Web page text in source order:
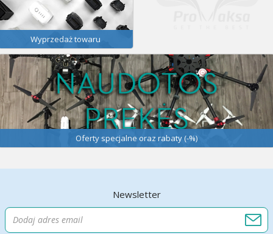
Wyprzedaż towaru
Oferty specjalne oraz rabaty (-%)
Newsletter